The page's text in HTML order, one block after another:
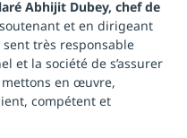
Abhijit Dubey, chef de
et en dirigeant
sent très responsable
et la société de s’assurer
en œuvre,
compétent et